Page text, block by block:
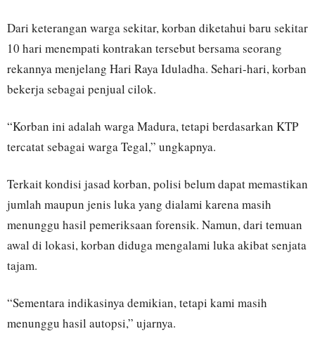
Dari keterangan warga sekitar, korban diketahui baru sekitar
10 hari menempati kontrakan tersebut bersama seorang
rekannya menjelang Hari Raya Iduladha. Sehari-hari, korban
bekerja sebagai penjual cilok.
“Korban ini adalah warga Madura, tetapi berdasarkan KTP
tercatat sebagai warga Tegal,” ungkapnya.
Terkait kondisi jasad korban, polisi belum dapat memastikan
jumlah maupun jenis luka yang dialami karena masih
menunggu hasil pemeriksaan forensik. Namun, dari temuan
awal di lokasi, korban diduga mengalami luka akibat senjata
tajam.
“Sementara indikasinya demikian, tetapi kami masih
menunggu hasil autopsi,” ujarnya.